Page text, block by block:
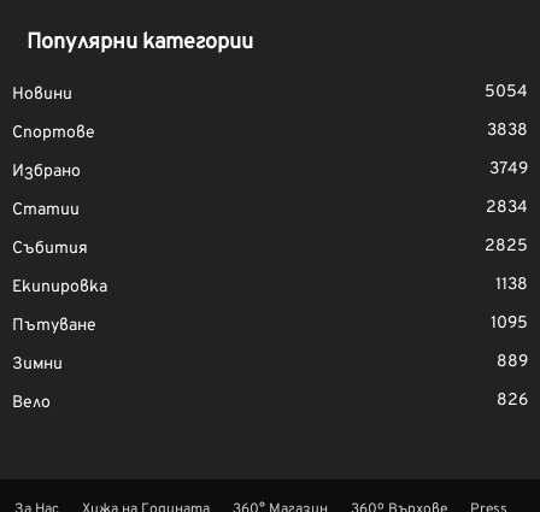
Популярни категории
Новини
5054
Спортове
3838
Избрано
3749
Статии
2834
Събития
2825
Екипировка
1138
Пътуване
1095
Зимни
889
Вело
826